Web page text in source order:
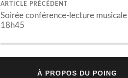
ARTICLE PRÉCÉDENT
Soirée conférence-lecture
18h45
À PROPOS DU POING